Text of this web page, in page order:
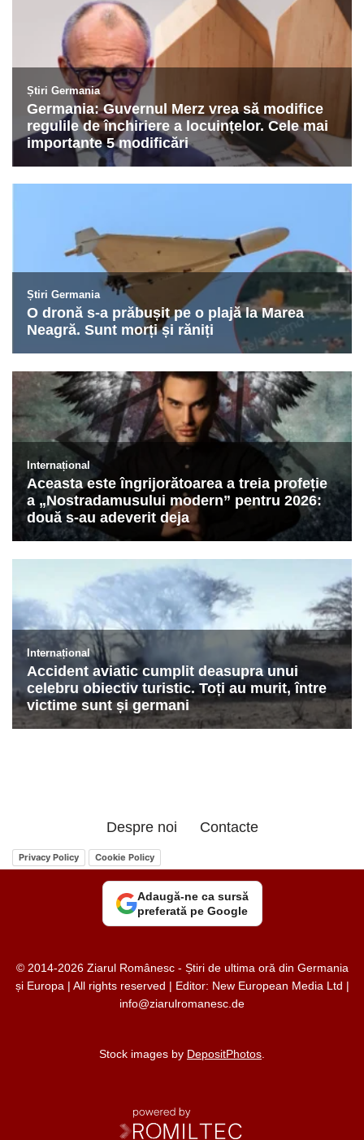
Despre noi Contacte
Privacy Policy Cookie Policy
Adaugă-ne ca sursă
preferată pe Google
© 2014-2026 Ziarul Românesc - Știri de ultima oră din Germania
și Europa | All rights reserved | Editor: New European Media Ltd |
info@ziarulromanesc.de
Stock images by DepositPhotos.